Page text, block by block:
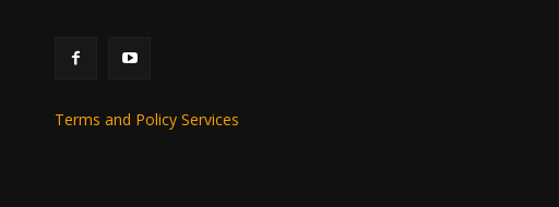
Terms and Policy Services